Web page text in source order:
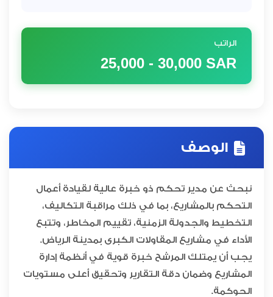
الراتب
25,000 - 30,000 SAR
الوصف
نبحث عن مدير تحكم ذو خبرة عالية لقيادة أعمال
التحكم بالمشاريع، بما في ذلك مراقبة التكاليف،
التخطيط والجدولة الزمنية، تقييم المخاطر، وتتبع
الأداء في مشاريع المقاولات الكبرى بمدينة الرياض.
يجب أن يمتلك المرشح خبرة قوية في أنظمة إدارة
المشاريع وضمان دقة التقارير وتحقيق أعلى مستويات
الحوكمة.